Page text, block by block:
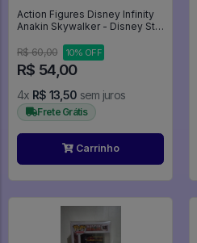
Action Figures Disney Infinity
Anakin Skywalker - Disney Star
R$ 60,00
10% OFF
R$ 54,00
4x R$ 13,50 sem juros
Frete Grátis
Carrinho